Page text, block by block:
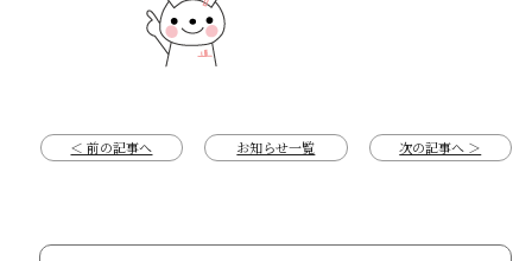
＜ 前の記事へ お知らせ一覧 次の記事へ ＞